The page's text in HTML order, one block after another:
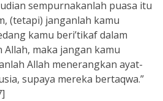
sempurnakanlah puasa itu
(tetapi) janganlah kamu
kamu beri’tikaf dalam
maka jangan kamu
Allah menerangkan ayat-
supaya mereka bertaqwa.”